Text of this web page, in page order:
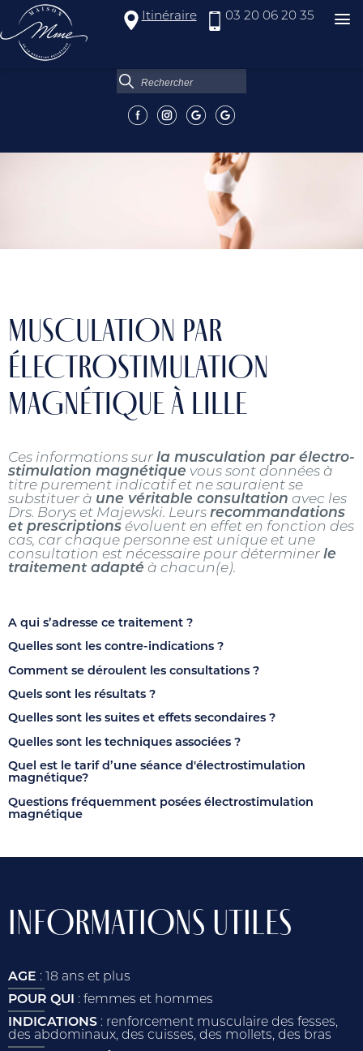
03 20 06 20 35
Itinéraire
MUSCULATION PAR
ÉLECTROSTIMULATION
MAGNÉTIQUE À LILLE
Ces informations sur la musculation par électro-
stimulation magnétique vous sont données à
titre purement indicatif et ne sauraient se
substituer à une véritable consultation avec les
Drs. Borys et Majewski. Leurs recommandations
et prescriptions évoluent en effet en fonction des
cas, car chaque personne est unique et une
consultation est nécessaire pour déterminer le
traitement adapté à chacun(e).
A qui s’adresse ce traitement ?
Quelles sont les contre-indications ?
Comment se déroulent les consultations ?
Quels sont les résultats ?
Quelles sont les suites et effets secondaires ?
Quelles sont les techniques associées ?
Quel est le tarif d’une séance d'électrostimulation
magnétique?
Questions fréquemment posées électrostimulation
magnétique
INFORMATIONS UTILES
AGE : 18 ans et plus
POUR QUI
: femmes et hommes
INDICATIONS : renforcement musculaire des fesses,
des abdominaux, des cuisses, des mollets, des bras